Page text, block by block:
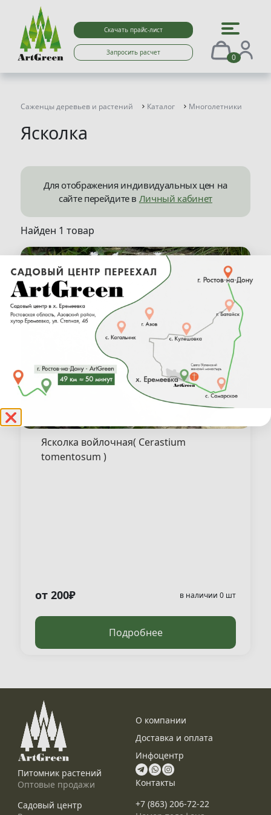
❌
Скачать прайс-лист
Запросить расчет 0
Саженцы деревьев и растений Каталог Многолетники
Ясколка
Для отображения индивидуальных цен на
сайте перейдите в Личный кабинет
Найден 1 товар
Ясколка войлочная( Cerastium
tomentosum )
от 200₽ в наличии 0 шт
Подробнее
Питомник растений
Оптовые продажи
Садовый центр
О компании
Доставка и оплата
Инфоцентр
Контакты
+7 (863) 206-72-22